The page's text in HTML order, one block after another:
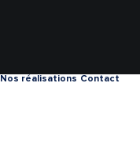
Nos réalisations Contact